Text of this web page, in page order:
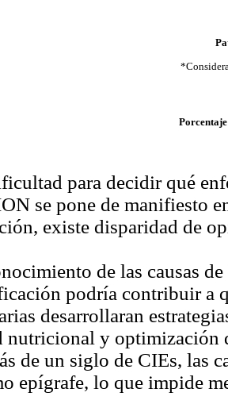
para decidir qué
se pone de manifiesto
existe disparidad de
de las causas
podría contribuir a
desarrollaran
nutricional y optimización
de un siglo de CIEs, las
epígrafe, lo que impide